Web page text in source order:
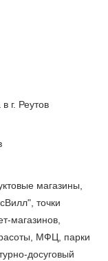
г. Реутов
магазины,
точки
магазинов,
МФЦ, парки
досуговый